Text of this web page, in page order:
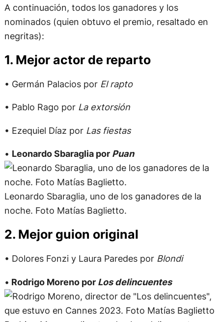
A continuación, todos los ganadores y los
nominados (quien obtuvo el premio, resaltado en
negritas):
1. Mejor actor de reparto
• Germán Palacios por El rapto
• Pablo Rago por La extorsión
• Ezequiel Díaz por Las fiestas
• Leonardo Sbaraglia por Puan
Leonardo Sbaraglia, uno de los ganadores de la
noche. Foto Matías Baglietto.
2. Mejor guion original
• Dolores Fonzi y Laura Paredes por Blondi
• Rodrigo Moreno por Los delincuentes